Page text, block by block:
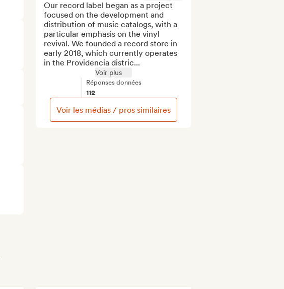
Our record label began as a project
focused on the development and
distribution of music catalogs, with a
particular emphasis on the vinyl
revival. We founded a record store in
early 2018, which currently operates
in the Providencia distric...
Voir plus
Réponses données
112
Voir les médias / pros similaires